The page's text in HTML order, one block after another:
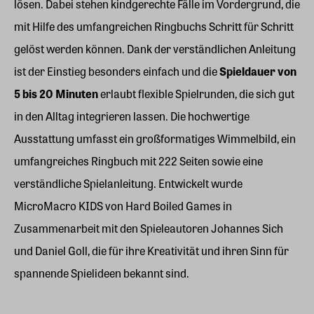
lösen. Dabei stehen kindgerechte Fälle im Vordergrund, die
mit Hilfe des umfangreichen Ringbuchs Schritt für Schritt
gelöst werden können. Dank der verständlichen Anleitung
ist der Einstieg besonders einfach und dieSpieldauer von
5 bis 20 Minutenerlaubt flexible Spielrunden, die sich gut
in den Alltag integrieren lassen. Die hochwertige
Ausstattung umfasst ein großformatiges Wimmelbild, ein
umfangreiches Ringbuch mit 222 Seiten sowie eine
verständliche Spielanleitung. Entwickelt wurde
MicroMacro KIDS von Hard Boiled Games in
Zusammenarbeit mit den Spieleautoren Johannes Sich
und Daniel Goll, die für ihre Kreativität und ihren Sinn für
spannende Spielideen bekannt sind.